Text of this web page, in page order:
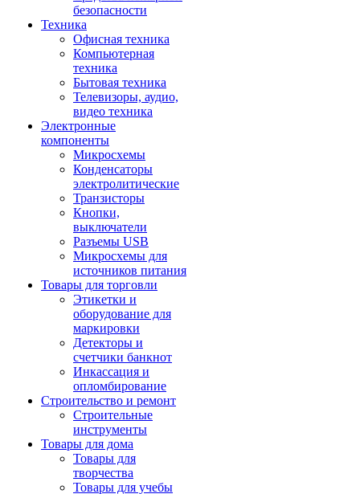
безопасности
Техника
Офисная техника
Компьютерная
техника
Бытовая техника
Телевизоры, аудио,
видео техника
Электронные
компоненты
Микросхемы
Конденсаторы
электролитические
Транзисторы
Кнопки,
выключатели
Разъемы USB
Микросхемы для
источников питания
Товары для торговли
Этикетки и
оборудование для
маркировки
Детекторы и
счетчики банкнот
Инкассация и
опломбирование
Строительство и ремонт
Строительные
инструменты
Товары для дома
Товары для
творчества
Товары для учебы